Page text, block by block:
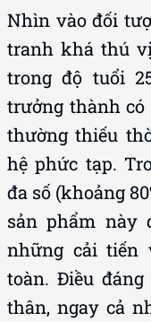
Nhìn vào đối
tranh khá thú
trong độ tuổi
trưởng thành
thường thiếu
hệ phức tạp.
đa số (khoảng
sản phẩm này
những cải tiến
toàn. Điều
thân, ngay cả